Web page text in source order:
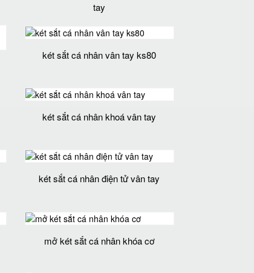
tay
két sắt cá nhân vân tay ks80
két sắt cá nhân khoá vân tay
két sắt cá nhân điện tử vân tay
mở két sắt cá nhân khóa cơ